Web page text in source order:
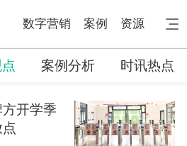
数字营销 案例 资源
案例分析 时讯热点
开学季